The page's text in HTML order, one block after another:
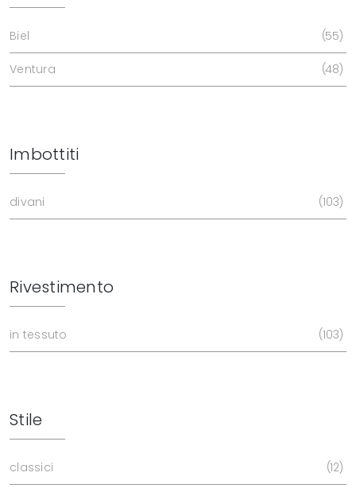
Biel 55
Ventura 48
Imbottiti
divani 103
Rivestimento
in tessuto 103
Stile
classici 12